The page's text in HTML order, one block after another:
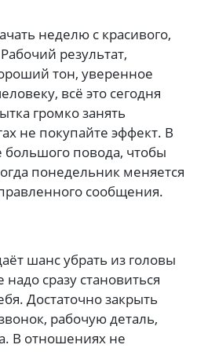
неделю с красивого,
результат,
тон, уверенное
всё это сегодня
громко занять
не покупайте эффект. В
повода, чтобы
понедельник меняется
сообщения.
шанс убрать из головы
сразу становиться
Достаточно закрыть
рабочую деталь,
В отношениях не